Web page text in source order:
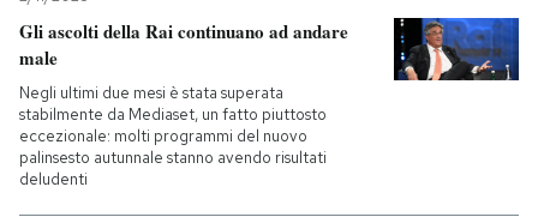
AREA PERSONALE
Entra
Gli ascolti della Rai continuano ad andare
male
Negli ultimi due mesi è stata superata
stabilmente da Mediaset, un fatto piuttosto
eccezionale: molti programmi del nuovo
palinsesto autunnale stanno avendo risultati
deludenti